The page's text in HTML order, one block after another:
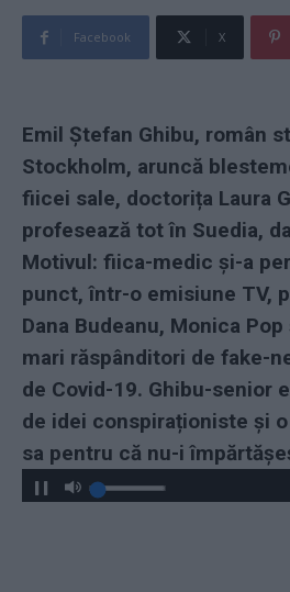
Facebook X
Emil Ștefan Ghibu, român
Stockholm, aruncă
fiicei sale, doctorița Laura
profesează tot în Suedia,
Motivul: fiica-medic și-a
punct, într-o emisiune TV,
Dana Budeanu, Monica
mari răspânditori de fake-
de Covid-19. Ghibu-senior
de idei conspiraționiste și
sa pentru că nu-i